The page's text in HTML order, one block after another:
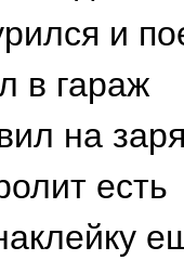
и
в гараж
на
есть